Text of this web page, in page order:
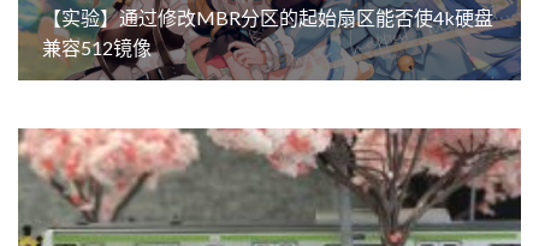
【实验】通过修改MBR分区的起始扇区能否使4k硬盘
兼容512镜像